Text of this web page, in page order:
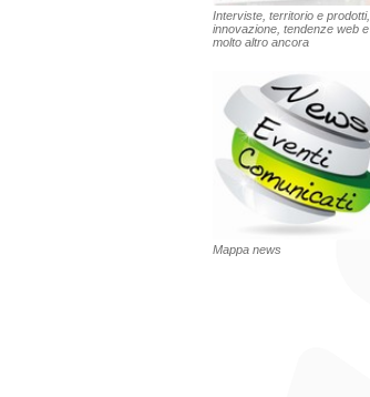
Interviste, territorio e prodotti,
innovazione, tendenze web e
molto altro ancora
Mappa news